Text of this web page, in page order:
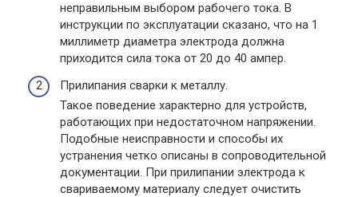
неправильным выбором рабочего тока. В
инструкции по эксплуатации сказано, что на 1
миллиметр диаметра электрода должна
приходится сила тока от 20 до 40 ампер.
Прилипания сварки к металлу.
Такое поведение характерно для устройств,
работающих при недостаточном напряжении.
Подобные неисправности и способы их
устранения четко описаны в сопроводительной
документации. При прилипании электрода к
свариваемому материалу следует очистить